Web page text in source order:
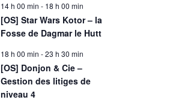
14 h 00 min - 18 h 00 min
[OS] Star Wars Kotor – la
Fosse de Dagmar le Hutt
18 h 00 min -23 h 30 min
[OS] Donjon & Cie –
Gestion des litiges de
niveau 4